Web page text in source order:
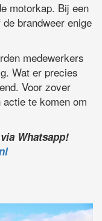
motorkap. Bij een
brandweer enige
medewerkers
Wat er precies
Voor zover
te komen om
Whatsapp!